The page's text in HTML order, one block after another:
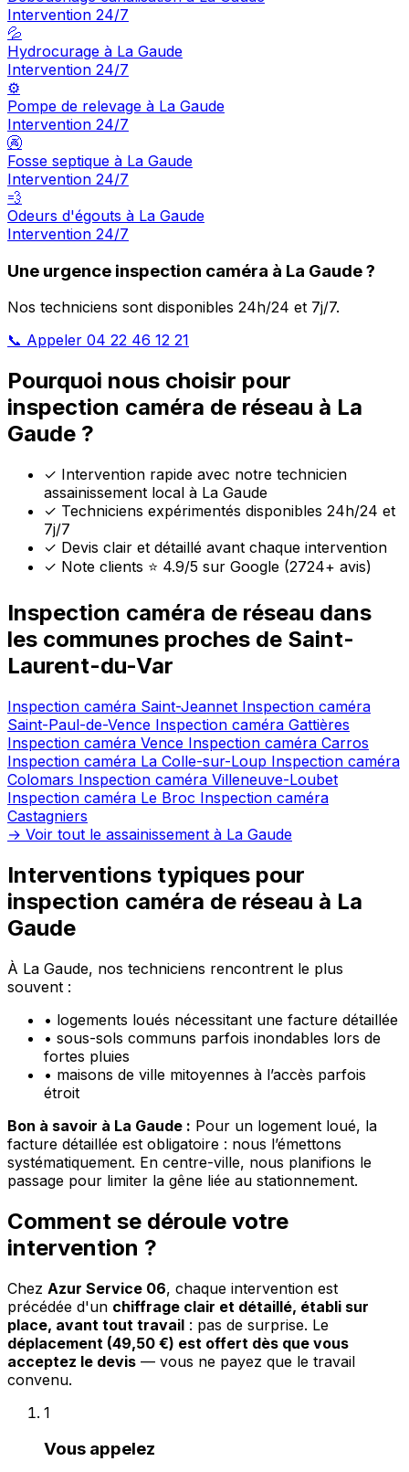
Intervention 24/7
💦
Hydrocurage à La Gaude
Intervention 24/7
⚙️
Pompe de relevage à La Gaude
Intervention 24/7
🚱
Fosse septique à La Gaude
Intervention 24/7
💨
Odeurs d'égouts à La Gaude
Intervention 24/7
Une urgence inspection caméra à La Gaude ?
Nos techniciens sont disponibles 24h/24 et 7j/7.
📞 Appeler 04 22 46 12 21
Pourquoi nous choisir pour
inspection caméra de réseau à La
Gaude ?
✓ Intervention rapide avec notre technicien
assainissement local à La Gaude
✓ Techniciens expérimentés disponibles 24h/24 et
7j/7
✓ Devis clair et détaillé avant chaque intervention
✓ Note clients ⭐ 4.9/5 sur Google (2724+ avis)
Inspection caméra de réseau dans
les communes proches de Saint-
Laurent-du-Var
Inspection caméra Saint-Jeannet Inspection caméra
Saint-Paul-de-Vence Inspection caméra Gattières
Inspection caméra Vence Inspection caméra Carros
Inspection caméra La Colle-sur-Loup Inspection caméra
Colomars Inspection caméra Villeneuve-Loubet
Inspection caméra Le Broc Inspection caméra
Castagniers
→ Voir tout le assainissement à La Gaude
Interventions typiques pour
inspection caméra de réseau à La
Gaude
À La Gaude, nos techniciens rencontrent le plus
souvent :
• logements loués nécessitant une facture détaillée
• sous-sols communs parfois inondables lors de
fortes pluies
• maisons de ville mitoyennes à l’accès parfois
étroit
Bon à savoir à La Gaude : Pour un logement loué, la
facture détaillée est obligatoire : nous l’émettons
systématiquement. En centre-ville, nous planifions le
passage pour limiter la gêne liée au stationnement.
Comment se déroule votre
intervention ?
Chez Azur Service 06, chaque intervention est
précédée d'un chiffrage clair et détaillé, établi sur
place, avant tout travail : pas de surprise. Le
déplacement (49,50 €) est offert dès que vous
acceptez le devis — vous ne payez que le travail
convenu.
1
Vous appelez